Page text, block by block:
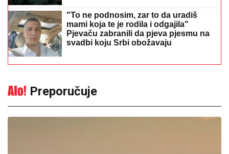
"To ne podnosim, zar to da uradiš
mami koja te je rodila i odgajila"
Pjevaču zabranili da pjeva pjesmu na
svadbi koju Srbi obožavaju
Preporučuje